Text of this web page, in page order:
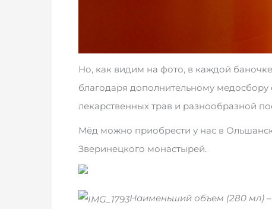
Но, как видим на фото, в каждой
благодаря дополнительному
лекарственных трав и разнообразной
Мёд можно приобрести у нас в
Зверинецкого монастырей.
Наименьший объем (280 мл) –